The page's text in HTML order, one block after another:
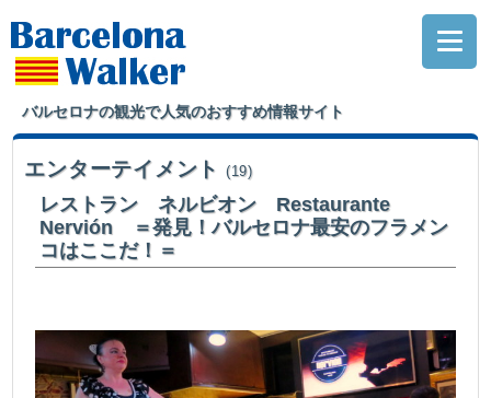
バルセロナの観光で人気のおすすめ情報サイト
エンターテイメント (19)
レストラン ネルビオン Restaurante
Nervión ＝発見！バルセロナ最安のフラメン
コはここだ！＝